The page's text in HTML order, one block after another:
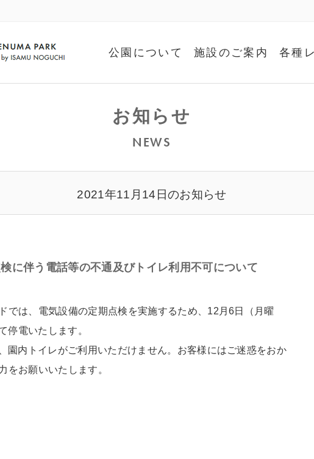
公園について 施設のご案内 各種
お知らせ
NEWS
2021年11月14日のお知らせ
に伴う電話等の不通及びトイレ利用不可について
では、電気設備の定期点検を実施するため、 12月6日（月曜
停電いたします。
園内トイレがご利用いただけません。 お客様にはご迷惑をおか
をお願いいたします。